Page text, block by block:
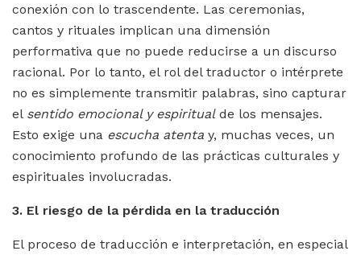
conexión con lo trascendente. Las ceremonias,
cantos y rituales implican una dimensión
performativa que no puede reducirse a un discurso
racional. Por lo tanto, el rol del traductor o intérprete
no es simplemente transmitir palabras, sino capturar
el sentido emocional y espiritualde los mensajes.
Esto exige una escucha atenta y, muchas veces, un
conocimiento profundo de las prácticas culturales y
espirituales involucradas.
3. El riesgo de la pérdida en la traducción
El proceso de traducción e interpretación, en especial